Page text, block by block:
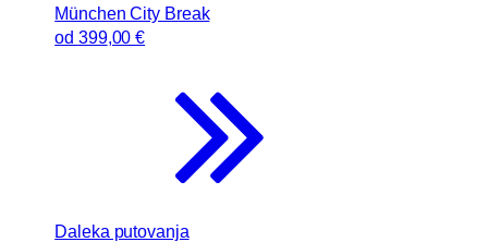
München City Break
od 399,00 €
Daleka putovanja